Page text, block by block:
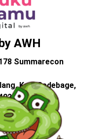
AWH
Summarecon
Kec. Gedebage,